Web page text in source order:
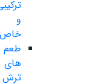
و
خاص
طعم
های
ترش